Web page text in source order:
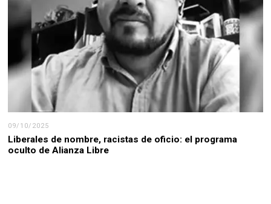
09/10/2025
Liberales de nombre, racistas de oficio: el programa
oculto de Alianza Libre